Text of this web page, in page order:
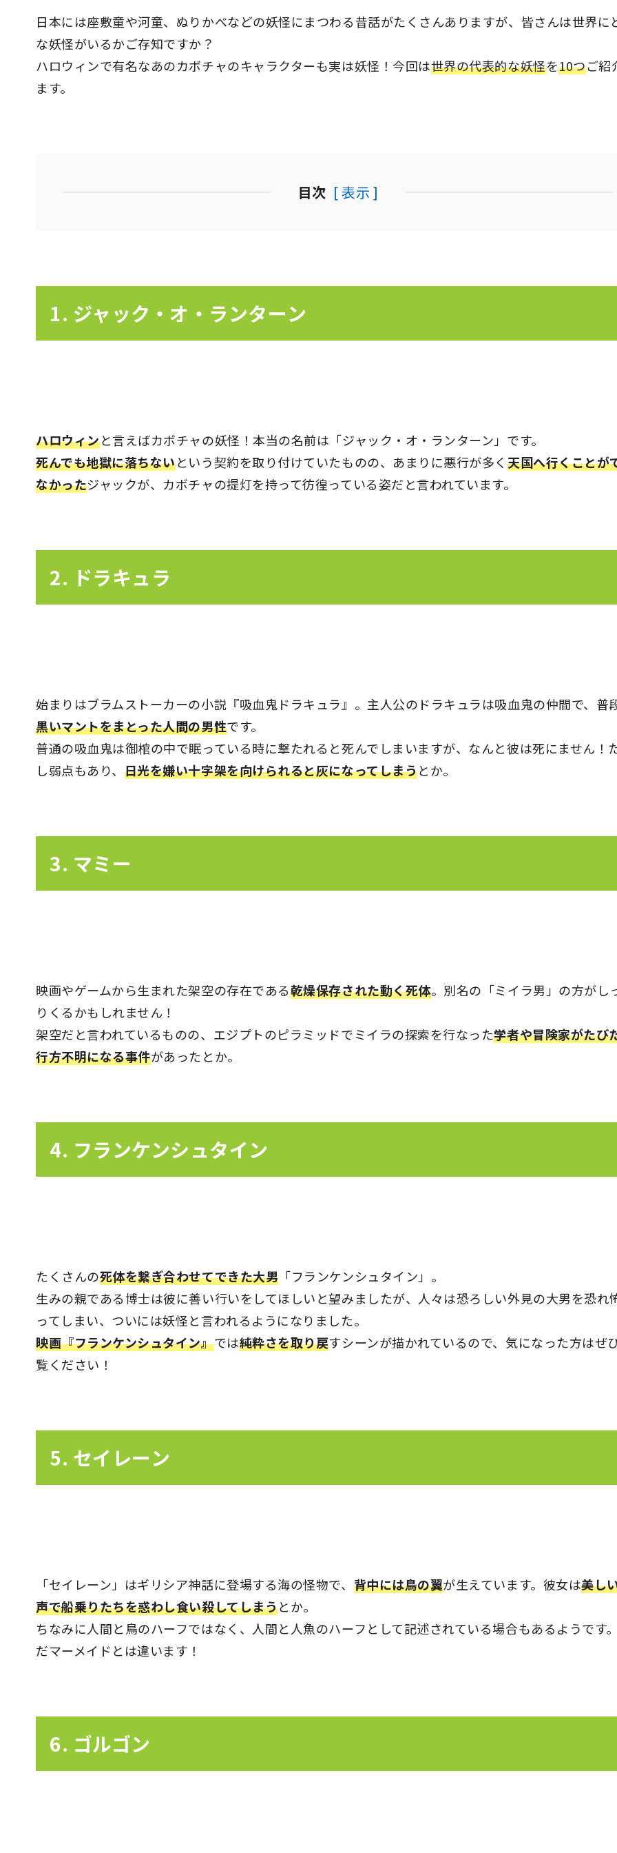
日本には座敷童や河童、ぬりかべなどの妖怪にまつわる昔話がたくさんありますが、皆さんは世界に
な妖怪がいるかご存知ですか？
ハロウィンで有名なあのカボチャのキャラクターも実は妖怪！今回は世界の代表的な妖怪を10つご紹
ます。
目次 [ 表示 ]
1. ジャック・オ・ランターン
ハロウィンと言えばカボチャの妖怪！本当の名前は「ジャック・オ・ランターン」です。
死んでも地獄に落ちないという契約を取り付けていたものの、あまりに悪行が多く 天国へ行くことが
なかったジャックが、カボチャの提灯を持って彷徨っている姿だと言われています。
2. ドラキュラ
始まりはブラムストーカーの小説『吸血鬼ドラキュラ』。主人公のドラキュラは吸血鬼の仲間で、普
黒いマントをまとった人間の男性です。
普通の吸血鬼は御棺の中で眠っている時に撃たれると死んでしまいますが、なんと彼は死にません！
し弱点もあり、 日光を嫌い十字架を向けられると灰になってしまうとか。
3. マミー
映画やゲームから生まれた架空の存在である乾燥保存された動く死体。別名の「ミイラ男」の方がし
りくるかもしれません！
架空だと言われているものの、エジプトのピラミッドでミイラの探索を行なった学者や冒険家がたび
行方不明になる事件があったとか。
4. フランケンシュタイン
たくさんの死体を繋ぎ合わせてできた大男 「フランケンシュタイン」。
生みの親である博士は彼に善い行いをしてほしいと望みましたが、人々は恐ろしい外見の大男を恐れ
ってしまい、ついには妖怪と言われるようになりました。
映画『フランケンシュタイン』では純粋さを取り戻すシーンが描かれているので、気になった方はぜ
覧ください！
5. セイレーン
「セイレーン」はギリシア神話に登場する海の怪物で、 背中には鳥の翼が生えています。彼女は美し
声で船乗りたちを惑わし食い殺してしまうとか。
ちなみに人間と鳥のハーフではなく、人間と人魚のハーフとして記述されている場合もあるようです
だマーメイドとは違います！
6. ゴルゴン